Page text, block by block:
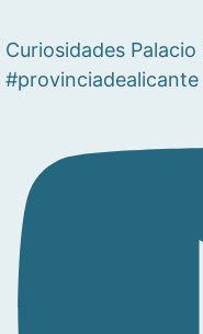
Curiosidades
#provinciadealicante